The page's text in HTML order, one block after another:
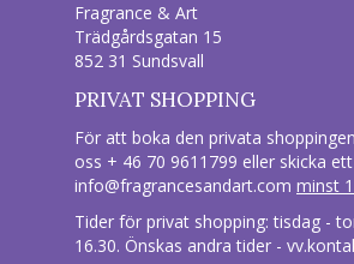
Fragrance & Art
Trädgårdsgatan 15
852 31 Sundsvall
PRIVAT SHOPPING
För att boka den privata
oss + 46 70 9611799 eller skicka
info@fragrancesandart.com minst
Tider för privat shopping: tisdag -
16.30. Önskas andra tider -